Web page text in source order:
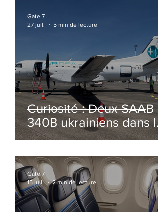
Curiosité : Deux SAAB
340B ukrainiens dans le
ciel Italien cet été
Gate 7
27 juil.
5 min de lecture
Gate 7
15 juil.
2 min de lecture